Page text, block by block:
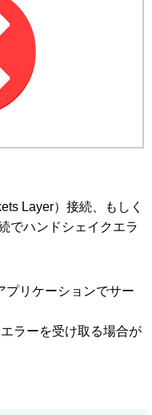
Layer）接続、もしく
でハンドシェイクエラ
プリケーションでサー
ラーを受け取る場合が